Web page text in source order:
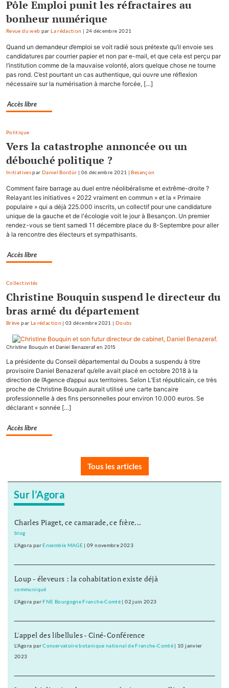
Pôle Emploi punit les réfractaires au
bonheur numérique
Revue du web parLa rédaction | 24 décembre 2021
Quand un demandeur d’emploi se voit radié sous prétexte qu’il envoie ses
candidatures par courrier papier et non par e-mail, et que cela est perçu par
l’institution comme de la mauvaise volonté, alors quelque chose ne tourne
pas rond. C’est pourtant un cas authentique, qui ouvre une réflexion
nécessaire sur la numérisation à marche forcée, […]
Accès libre
Politique
Vers la catastrophe annoncée ou un
débouché politique ?
Initiativespar Daniel Bordür | 06 décembre 2021 |Besançon
Comment faire barrage au duel entre néolibéralisme et extrême-droite ?
Relayant les initiatives « 2022 vraiment en commun » et la « Primaire
populaire » qui a déjà 225.000 inscrits, un collectif pour une candidature
unique de la gauche et de l'écologie voit le jour à Besançon. Un premier
rendez-vous se tient samedi 11 décembre place du 8-Septembre pour aller
à la rencontre des électeurs et sympathisants.
Accès libre
Collectivités
Christine Bouquin suspend le directeur du
bras armé du département
Brève par La rédaction |03 décembre 2021 | Doubs
Christine Bouquin et Daniel Benazeraf en 2015
La présidente du Conseil départemental du Doubs a suspendu à titre
provisoire Daniel Benazeraf qu’elle avait placé en octobre 2018 à la
direction de l’Agence d’appui aux territoires. Selon L’Est républicain, ce très
proche de Christine Bouquin aurait utilisé une carte bancaire
professionnelle à des fins personnelles pour environ 10.000 euros. Se
déclarant « sonnée […]
Accès libre
Tous les articles
Sur l’Agora
Charles Piaget, ce camarade, ce frère...
blog
L'Agora par Ensemble MAGE |09 novembre 2023
Loup - éleveurs : la cohabitation existe déjà
communiqué
L'Agora par FNE Bourgogne Franche-Comté |02 juin 2023
L'appel des libellules - Ciné-Conférence
L'Agora parConservatoire botanique national de Franche-Comté| 10 janvier
2023